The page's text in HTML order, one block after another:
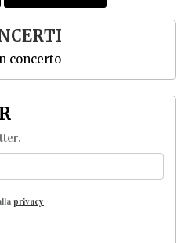
concerto
.
privacy